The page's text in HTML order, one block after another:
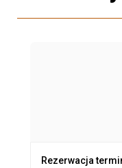
Rezerwacja